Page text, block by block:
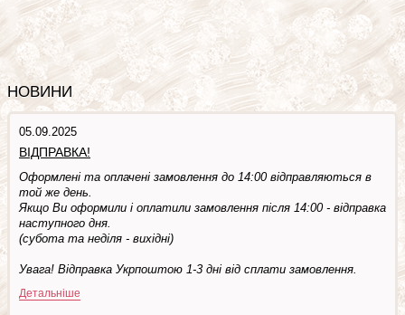
НОВИНИ
05.09.2025
ВІДПРАВКА!
Оформлені та оплачені замовлення до 14:00 відправляються в
той же день.
Якщо Ви оформили і оплатили замовлення після 14:00 - відправка
наступного дня.
(субота та недiля - вuхiднi)
Увага! Відправка Укрпоштою 1-3 дні від сплати замовлення.
Детальніше